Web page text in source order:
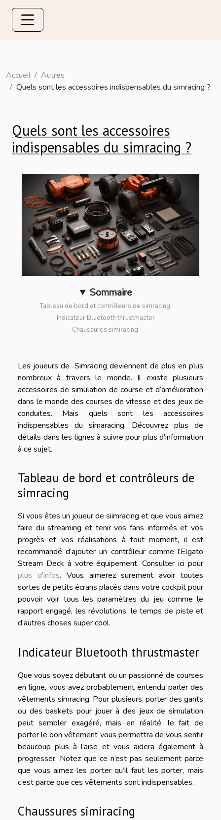
Accueil
Autres
Quels sont les accessoires indispensables du simracing ?
Quels sont les accessoires
indispensables du simracing ?
Sommaire
Tableau de bord et contrôleurs de simracing
Indicateur Bluetooth thrustmaster
Chaussures simiracing
Les joueurs de Simracing deviennent de plus en plus
nombreux à travers le monde. Il existe plusieurs
accessoires de simulation de course et d’amélioration
dans le monde des courses de vitesse et des jeux de
conduites. Mais quels sont les accessoires
indispensables du simaracing. Découvrez plus de
détails dans les lignes à suivre pour plus d’information
à ce sujet.
Tableau de bord et contrôleurs de
simracing
Si vous êtes un joueur de siimracing et que vous aimez
faire du streaming et tenir vos fans informés et vos
progrès et vos réalisations à tout moment, il est
recommandé d’ajouter un contrôleur comme l’Elgato
Stream Deck à votre équipement. Consulter ici pour
plus d'infos. Vous aimerez surement avoir toutes
sortes de petits écrans placés dans votre cockpit pour
pouvoir voir tous les paramètres du jeu comme le
rapport engagé, les révolutions, le temps de piste et
d’autres choses super cool.
Indicateur Bluetooth thrustmaster
Que vous soyez débutant ou un passionné de courses
en ligne, vous avez probablement entendu parler des
vêtements simracing. Pour plusieurs, porter des gants
ou des baskets pour jouer à des jeux de simulation
peut sembler exagéré, mais en réalité, le fait de
porter le bon vêtement vous permettra de vous sentir
beaucoup plus à l’aise et vous aidera également à
progresser. Notez que ce n’est pas seulement parce
que vous aimez les porter qu’il faut les porter, mais
c’est parce que ces vêtements sont indispensables.
Chaussures simiracing